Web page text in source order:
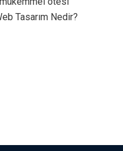
Tasarım Nedir?